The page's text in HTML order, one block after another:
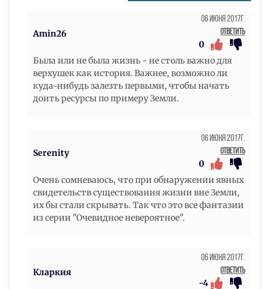
Amin26
06 Июня 2017г.
Ответить
0
Была или не была жизнь - не столь важно для
верхушек как история. Важнее, возможно ли
куда-нибудь залезть первыми, чтобы начать
доить ресурсы по примеру Земли.
Serenity
06 Июня 2017г.
Ответить
0
Очень сомневаюсь, что при обнаружении явных
свидетельств существования жизни вне Земли,
их бы стали скрывать. Так что это все фантазии
из серии "Очевидное невероятное".
Кларкия
06 Июня 2017г.
Ответить
-4